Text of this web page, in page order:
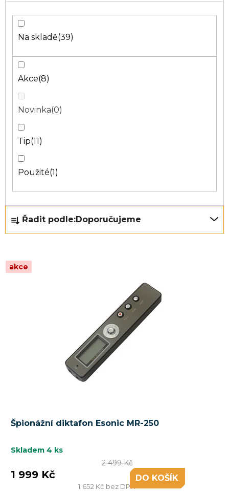
a
e
n
ů
Řadit podle:Doporučujeme
Na skladě 39
Akce 8
Novinka 0
Tip 11
Použité 1
akce
Špionážní diktafon Esonic MR-250
Skladem 4 ks
1 652 Kč bez DPH
1 999 Kč
2 499 Kč
DO KOŠÍKU